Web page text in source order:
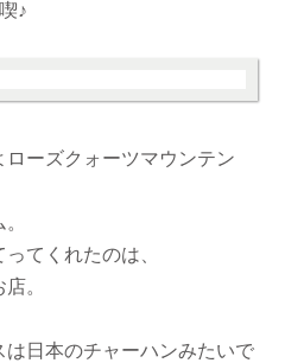
♪
ーズクォーツマウンテン
てくれたのは、
。
日本のチャーハンみたいで